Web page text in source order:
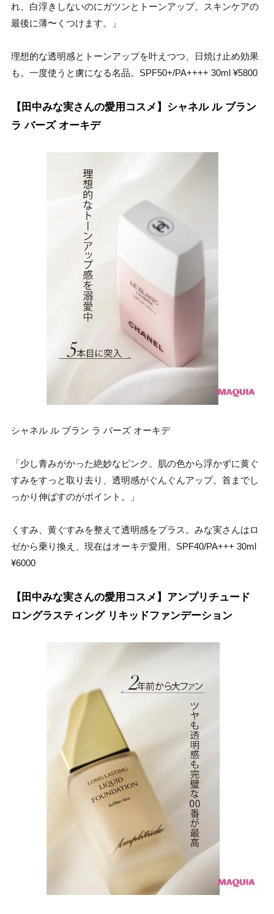
れ、白浮きしないのにガツンとトーンアップ。スキンケアの
最後に薄〜くつけます。」
理想的な透明感とトーンアップを叶えつつ、日焼け止め効果
も。一度使うと虜になる名品。SPF50+/PA++++ 30ml ¥5800
【田中みな実さんの愛用コスメ】シャネル ル ブラン
ラ バーズ オーキデ
シャネル ル ブラン ラ バーズ オーキデ
「少し青みがかった絶妙なピンク。肌の色から浮かずに黄ぐ
すみをすっと取り去り、透明感がぐんぐんアップ。首までし
っかり伸ばすのがポイント。」
くすみ、黄ぐすみを整えて透明感をプラス。みな実さんはロ
ゼから乗り換え、現在はオーキデ愛用。SPF40/PA+++ 30ml
¥6000
【田中みな実さんの愛用コスメ】アンプリチュード
ロングラスティング リキッドファンデーション